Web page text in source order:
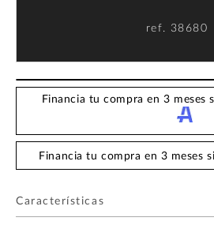
ref. 38680
Financia tu compra en 3 meses
Financia tu compra en 3 meses
Características